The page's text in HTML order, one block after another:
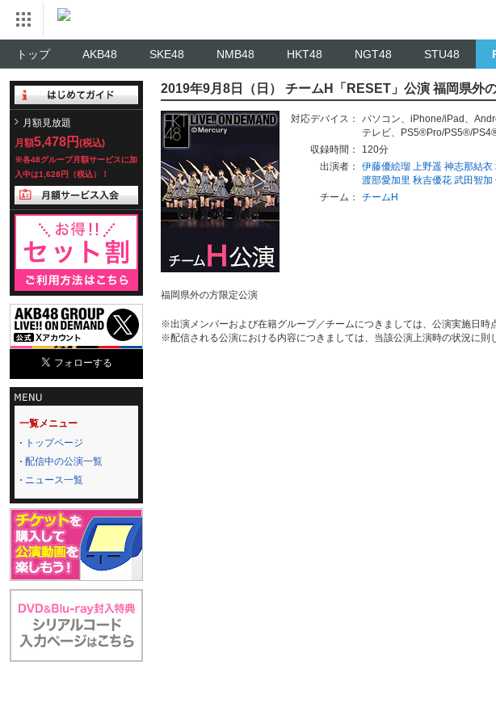
トップ AKB48 SKE48 NMB48 HKT48 NGT48 STU48
月額見放題
月額5,478円 (税込)
※各48グループ月額サービスに加
入中は1,628円（税込）！
一覧メニュー
トップページ
配信中の公演一覧
ニュース一覧
2019年9月8日（日） チームH「RESET」公演 福岡県外
対応デバイス： パソコン、 iPhone/iPad 、
テレビ、
PS5®Pro/PS5®/
収録時間：
120分
出演者：
伊藤優絵瑠 上野遥 神志那結衣
渡部愛加里 秋吉優花 武田智加
チーム：
チームH
福岡県外の方限定公演
※出演メンバーおよび在籍グループ／チームにつきましては、公演実施日時
※配信される公演における内容につきましては、当該公演上演時の状況に則